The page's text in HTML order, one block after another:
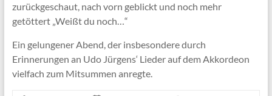
zurückgeschaut, nach vorn geblickt und noch mehr
getöttert „Weißt du noch…“
Ein gelungener Abend, der insbesondere durch
Erinnerungen an Udo Jürgens‘ Lieder auf dem Akkordeon
vielfach zum Mitsummen anregte.